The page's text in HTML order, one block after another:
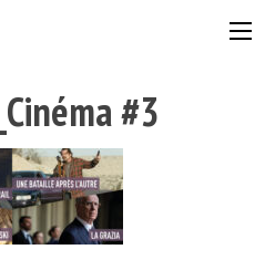
#3